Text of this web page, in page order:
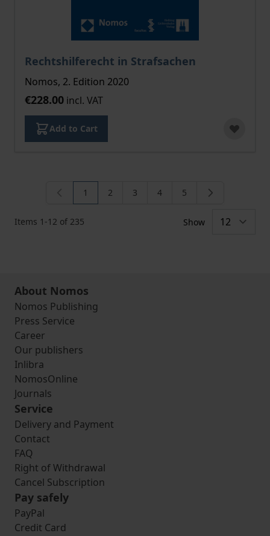
Rechtshilferecht in Strafsachen
Nomos, 2. Edition 2020
€228.00 incl. VAT
Add to Cart
Items 1 -12 of 235
You're currently reading page
1 Page
2 Page
3 Page
4 Page
5
Show
About Nomos
Nomos Publishing
Press Service
Career
Our publishers
Inlibra
NomosOnline
Journals
Service
Delivery and Payment
Contact
FAQ
Right of Withdrawal
Cancel Subscription
Pay safely
PayPal
Credit Card